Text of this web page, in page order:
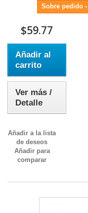
Sobre pedido
$59.77
Añadir al
carrito
Ver más /
Detalle
Añadir a la lista
de deseos
Añadir para
comparar